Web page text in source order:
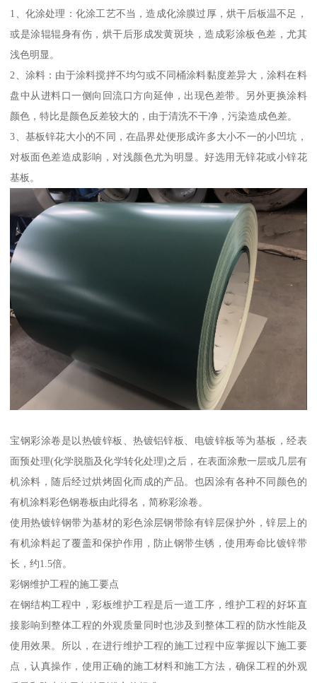
1、化涂处理：化涂工艺不当，造成化涂膜过厚，烘干后板温不足，
或是涂辊辊身有伤，烘干后形成发黄斑块，造成彩涂板色差，尤其
浅色明显。
2、涂料：由于涂料搅拌不均匀或不同桶涂料黏度差异大，涂料在料
盘中从进料口一侧向回流口方向延伸，出现色差带。另外更换涂料
颜色，特比是颜色反差较大的，由于清洗不干净，污染造成色差。
3、基板锌花大小的不同，在晶界处便形成许多大小不一的小凹坑，
对板面色差造成影响，对浅颜色尤为明显。好选用无锌花或小锌花
基板。
宝钢彩涂卷是以热镀锌板、热镀铝锌板、电镀锌板等为基板，经表
面预处理(化学脱脂及化学转化处理)之后，在表面涂敷一层或几层有
机涂料，随后经过烘烤固化而成的产品。也因涂有各种不同颜色的
有机涂料彩色钢卷板由此得名，简称彩涂卷。
使用热镀锌钢带为基材的彩色涂层钢带除有锌层保护外，锌层上的
有机涂料起了覆盖和保护作用，防止钢带生锈，使用寿命比镀锌带
长，约1.5倍。
彩钢维护工程的施工要点
在钢结构工程中，彩板维护工程是后一道工序，维护工程的好坏直
接影响到整体工程的外观质量同时也涉及到整体工程的防水性能及
使用效果。所以，在进行维护工程的施工过程中应掌握以下施工要
点，认真操作，使用正确的施工材料和施工方法，确保工程的外观